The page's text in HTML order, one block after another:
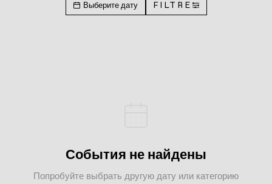
Выберите дату FILTRE
События не найдены
Попробуйте выбрать другую дату или категорию